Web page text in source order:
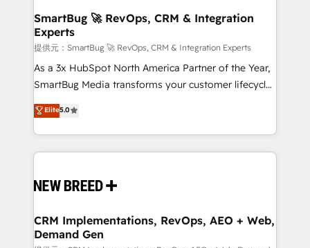
We are built for the work.
を、CRMを軸とした全社共通基盤に再構築します。意
思決定者・PMO・現場担当者に並走します。 1️⃣
HubSpot導入・活用支援 顧客データの一元化から、
GTMの見える化・自動化まで。全Hub統合運用、デー
タ品質設計、グループ横断のCRM統合に対応します。
の一部をAIが自律実行する組織への移行を設計・実装。
Breeze・Claude等をHubSpotと連携させ、役割定義・
革を、構想から実装・定着までPMOとして主導。「設
の統合・浸透・変革管理を実行します。 ▸ CMS戦略設
計・構築：リード獲得・CVR・SEOを前提にした情報設
SmartBug 🚀 RevOps, CRM & Integration
Experts
提供元：SmartBug 🚀 RevOps, CRM & Integration Experts
As a 3x HubSpot North America Partner of the Year,
SmartBug Media transforms your customer lifecycle
into a revenue engine. Our unified ecosystem
includes specialized divisions Globalia (AI &
Software) and Point Success Media (Paid Media),
making this the official home for all three brands. 🔄
and system integrations powered by Globalia’s
trainers to drive platform adoption. 📈 Revenue
Generation - Full-funnel marketing and high-
Elite5.0
CRM Implementations, RevOps, AEO + Web,
Demand Gen